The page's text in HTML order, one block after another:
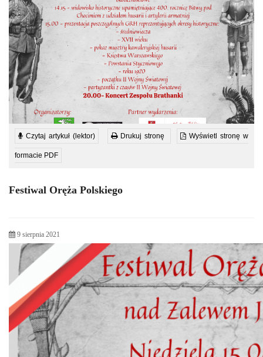
Czytaj artykuł (lektor) Drukuj stronę Wyświetl stronę w
formacie PDF
Festiwal Oręża Polskiego
9 sierpnia 2021